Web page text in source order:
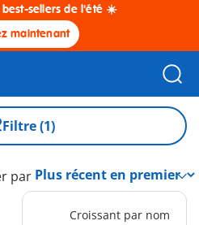
sellers de l'été ☀️
maintenant
Filtre (1)
par
Croissant par nom